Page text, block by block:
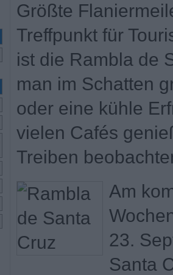
Größte
Treffpunkt für
ist die Rambla de
man im Schatten
oder eine kühle
vielen Cafés
Treiben
Am
23.
Santa